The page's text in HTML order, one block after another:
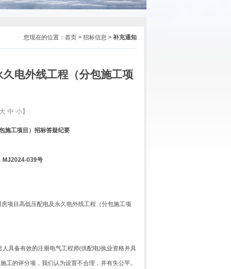
您现在的位置：首页 > 招标信息 > 补充通知
电外线工程（分包施工项
大 中 小】
施工项目）招标答疑纪要
MJ2024-039号
项目高低压配电及永久电外线工程（分包施工项
具备有效的注册电气工程师(供配电)执业资格并具
工的评分项，我们认为设置不合理，并有失公平。